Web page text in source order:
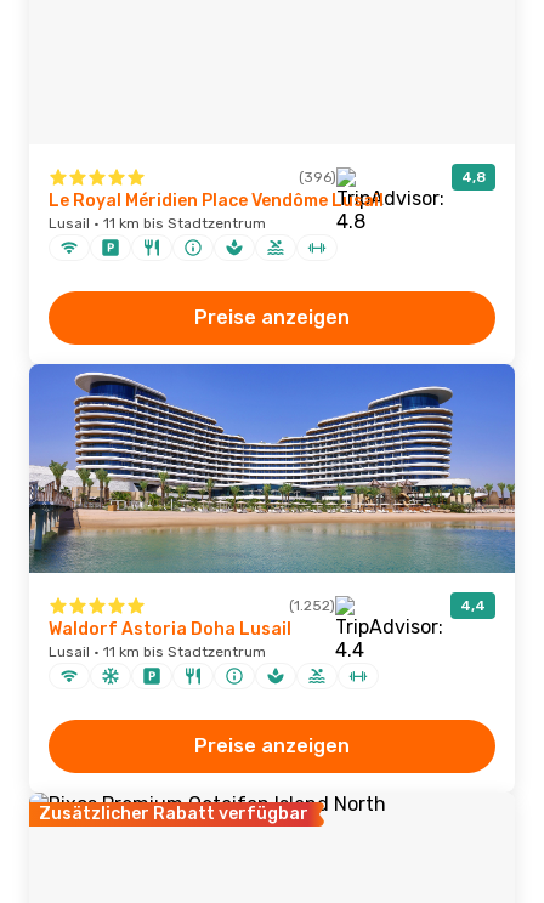
(396) 4,8
Le Royal Méridien Place Vendôme Lusail
Lusail · 11 km bis Stadtzentrum
Preise anzeigen
(1.252) 4,4
Waldorf Astoria Doha Lusail
Lusail · 11 km bis Stadtzentrum
Preise anzeigen
Zusätzlicher Rabatt verfügbar